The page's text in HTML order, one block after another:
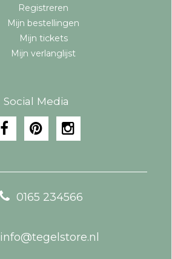
Registreren
Mijn bestellingen
Mijn tickets
Mijn verlanglijst
Social Media
0165 234566
info@tegelstore.nl